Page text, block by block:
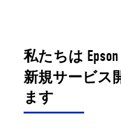
私たちは
新規サービス
ます